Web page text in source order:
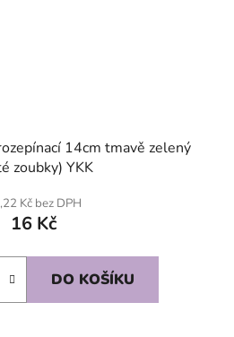
14cm tmavě zelený
zoubky) YKK
Kč bez DPH
16 Kč
DO KOŠÍKU